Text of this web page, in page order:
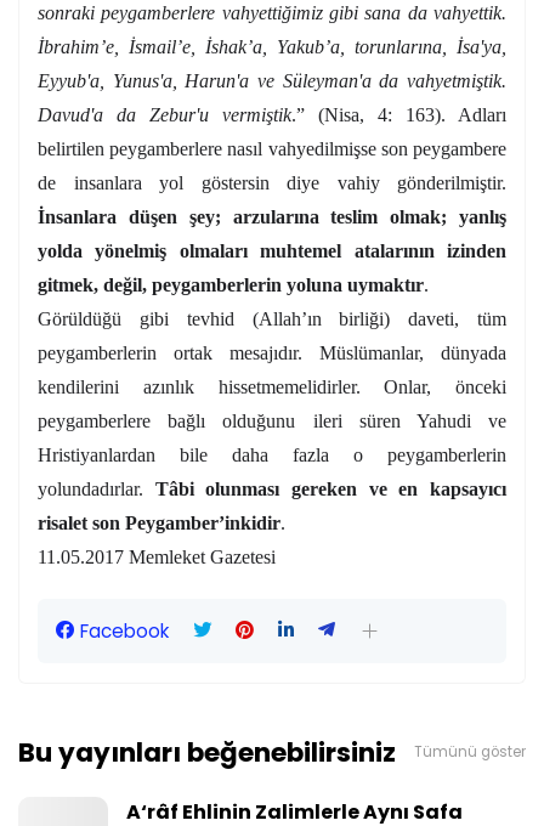
sonraki peygamberlere vahyettiğimiz gibi sana da vahyettik.
İbrahim’e, İsmail’e, İshak’a, Yakub’a, torunlarına, İsa'ya,
Eyyub'a, Yunus'a, Harun'a ve Süleyman'a da vahyetmiştik.
Davud'a da Zebur'u vermiştik.” (Nisa, 4: 163). Adları
belirtilen peygamberlere nasıl vahyedilmişse son peygambere
de insanlara yol göstersin diye vahiy gönderilmiştir.
İnsanlara düşen şey; arzularına teslim olmak; yanlış
yolda yönelmiş olmaları muhtemel atalarının izinden
gitmek, değil, peygamberlerin yoluna uymaktır.
Görüldüğü gibi tevhid (Allah’ın birliği) daveti, tüm
peygamberlerin ortak mesajıdır. Müslümanlar, dünyada
kendilerini azınlık hissetmemelidirler. Onlar, önceki
peygamberlere bağlı olduğunu ileri süren Yahudi ve
Hristiyanlardan bile daha fazla o peygamberlerin
yolundadırlar. Tâbi olunması gereken ve en kapsayıcı
risalet son Peygamber’inkidir.
11.05.2017 Memleket Gazetesi
Facebook
Bu yayınları beğenebilirsiniz Tümünü göster
A‘râf Ehlinin Zalimlerle Aynı Safa